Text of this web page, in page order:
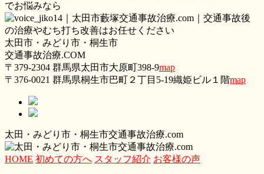
でお悩みなら
太田市・みどり市・桐生市
交通事故治療.COM
〒379-2304 群馬県太田市大原町398-9map
〒376-0021 群馬県桐生市巴町２丁目5‐19織姫ビル１階map
太田・ みどり 市・ 桐生市交通事故治療.com
HOME 初めての方へ スタッフ紹介 お客様の声